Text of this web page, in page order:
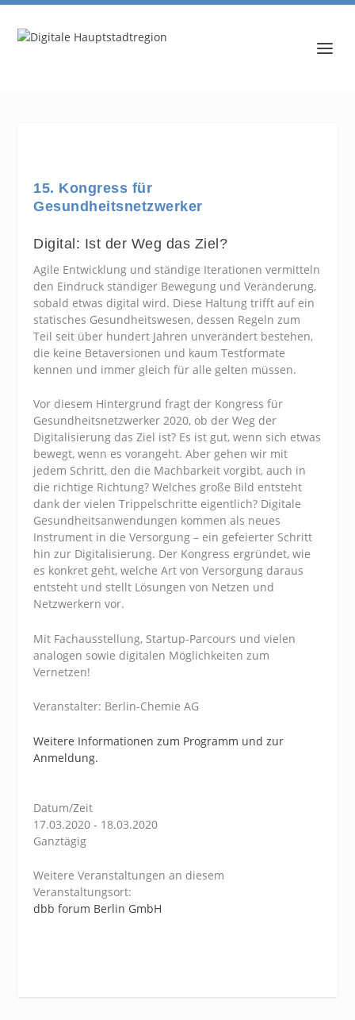
15. Kongress für
Gesundheitsnetzwerker
Digital: Ist der Weg das Ziel?
Agile Entwicklung und ständige Iterationen vermitteln
den Eindruck ständiger Bewegung und Veränderung,
sobald etwas digital wird. Diese Haltung trifft auf ein
statisches Gesundheitswesen, dessen Regeln zum
Teil seit über hundert Jahren unverändert bestehen,
die keine Betaversionen und kaum Testformate
kennen und immer gleich für alle gelten müssen.
Vor diesem Hintergrund fragt der Kongress für
Gesundheitsnetzwerker 2020, ob der Weg der
Digitalisierung das Ziel ist? Es ist gut, wenn sich etwas
bewegt, wenn es vorangeht. Aber gehen wir mit
jedem Schritt, den die Machbarkeit vorgibt, auch in
die richtige Richtung? Welches große Bild entsteht
dank der vielen Trippelschritte eigentlich? Digitale
Gesundheitsanwendungen kommen als neues
Instrument in die Versorgung – ein gefeierter Schritt
hin zur Digitalisierung. Der Kongress ergründet, wie
es konkret geht, welche Art von Versorgung daraus
entsteht und stellt Lösungen von Netzen und
Netzwerkern vor.
Mit Fachausstellung, Startup-Parcours und vielen
analogen sowie digitalen Möglichkeiten zum
Vernetzen!
Veranstalter: Berlin-Chemie AG
Weitere Informationen zum Programm und zur
Anmeldung.
Datum/Zeit
17.03.2020 - 18.03.2020
Ganztägig
Weitere Veranstaltungen an diesem
Veranstaltungsort:
dbb forum Berlin GmbH